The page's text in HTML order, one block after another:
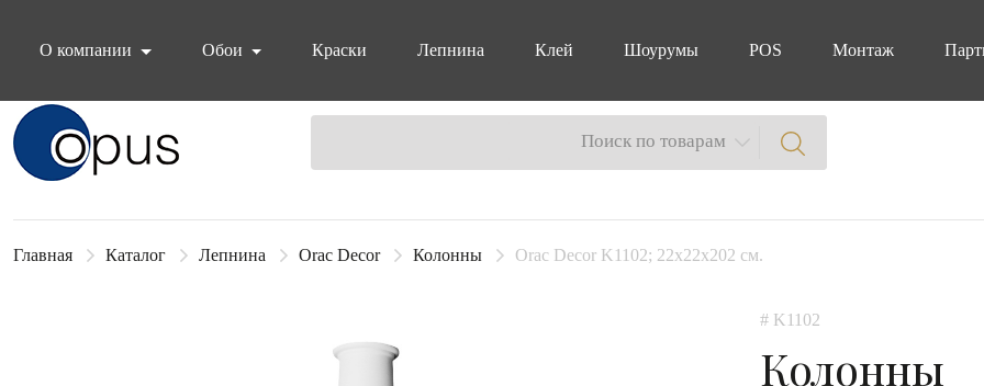
О компании
Обои Краски Лепнина Клей Шоурумы POS Монтаж
Блок поиска Поиск по товарам
Главная Каталог Лепнина Orac Decor Колонны Orac Decor K1102; 22х22х202 см.
# K1102
Колонны